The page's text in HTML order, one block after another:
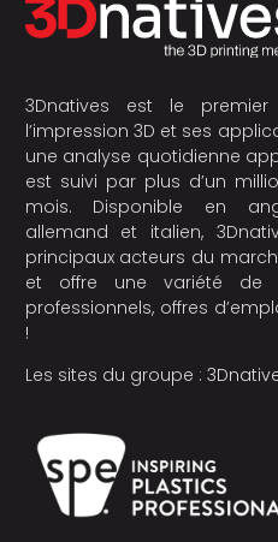
3Dnatives est le
l’impression 3D et ses
une analyse quotidienne
est suivi par plus d’un
mois. Disponible en
allemand et italien,
principaux acteurs du
et offre une variété de
professionnels, offres
!
Les sites du groupe :